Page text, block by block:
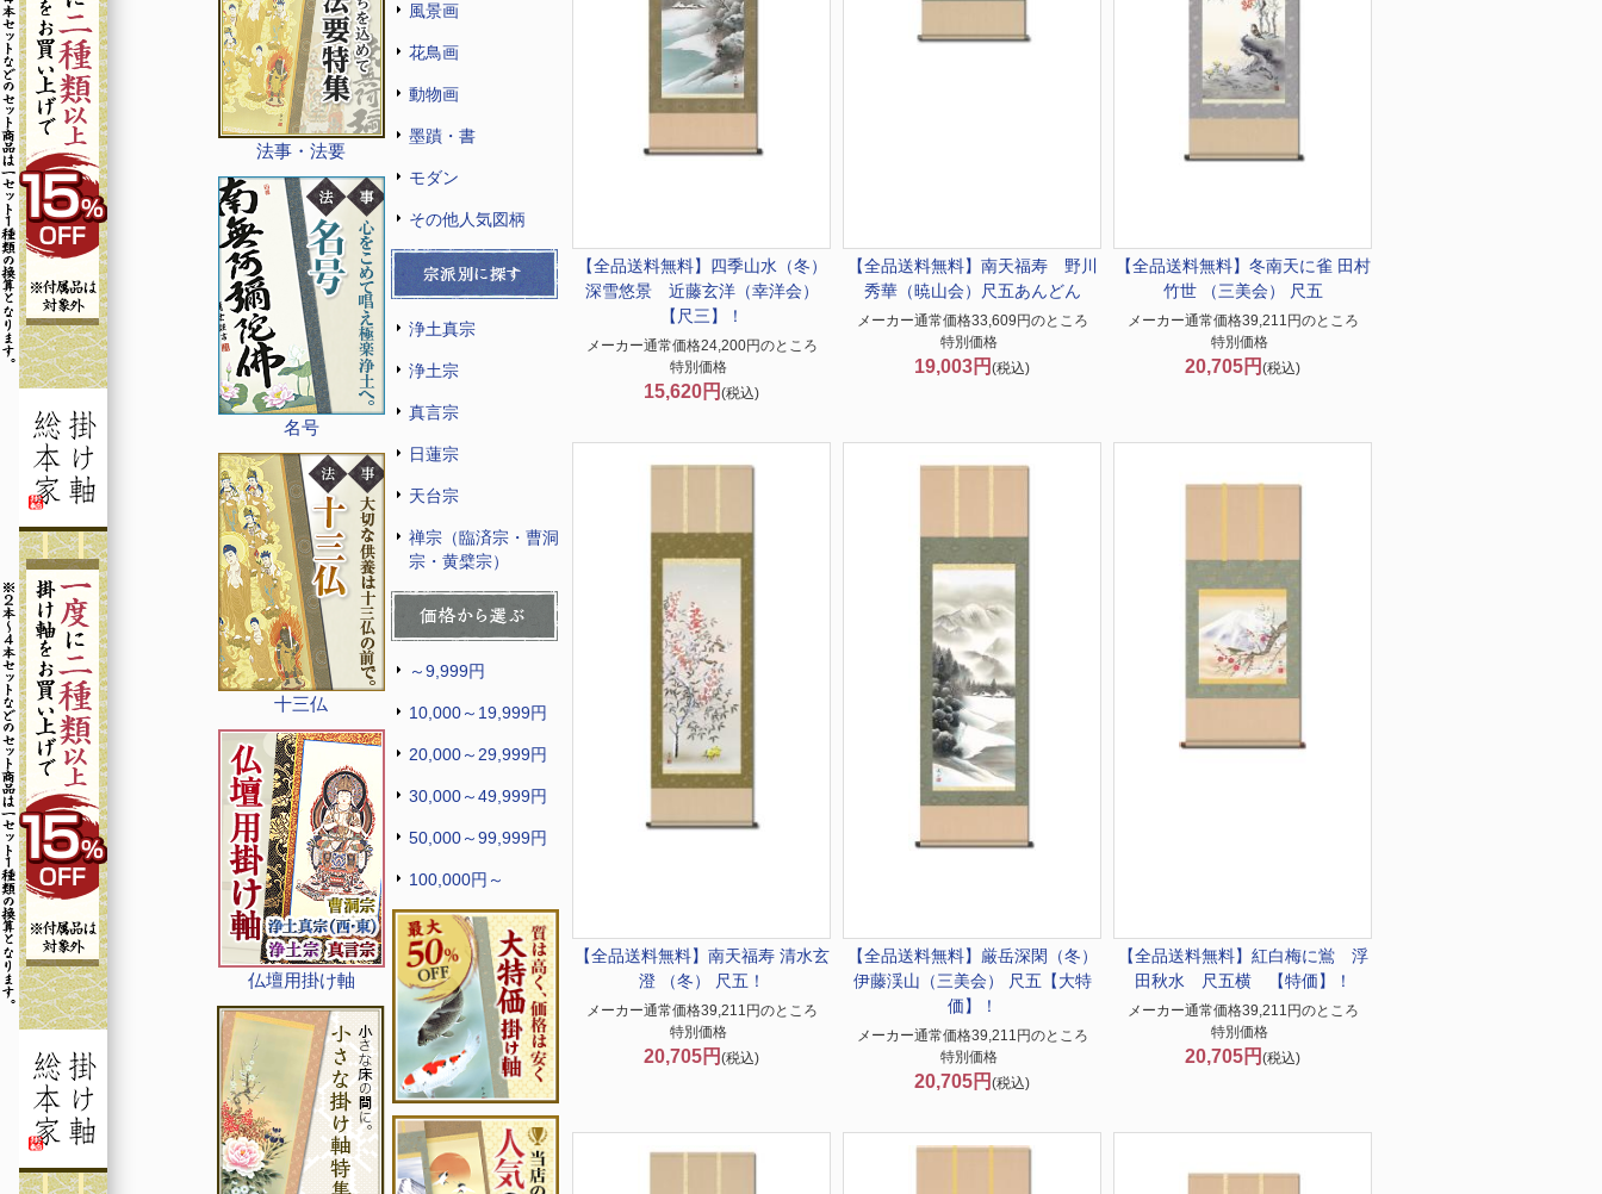
法事・法要
名号
十三仏
仏壇用掛け軸
風景画
花鳥画
動物画
墨蹟・書
モダン
その他人気図柄
浄土真宗
浄土宗
真言宗
日蓮宗
天台宗
禅宗（臨済宗・曹洞
宗・黄檗宗）
～9,999円
10,000～19,999円
20,000～29,999円
30,000～49,999円
50,000～99,999円
100,000円～
【全品送料無料】 四季山水（冬）
深雪悠景 近藤玄洋（幸洋会）
【尺三】！
メーカー通常価格24,200円のところ
特別価格
15,620円 (税込)
【全品送料無料】 南天福寿 野川
秀華（暁山会）尺五あんどん
メーカー通常価格33,609円のところ
特別価格
19,003円 (税込)
【全品送料無料】冬南天に雀 田村
竹世 （三美会） 尺五
メーカー通常価格39,211円のところ
特別価格
20,705円 (税込)
【全品送料無料】 南天福寿 清水玄
澄 （冬） 尺五！
メーカー通常価格39,211円のところ
特別価格
20,705円 (税込)
【全品送料無料】 厳岳深閑（冬）
伊藤渓山（三美会） 尺五【大特
価】！
メーカー通常価格39,211円のところ
特別価格
20,705円 (税込)
【全品送料無料】 紅白梅に鴬 浮
田秋水 尺五横 【特価】！
メーカー通常価格39,211円のところ
特別価格
20,705円 (税込)